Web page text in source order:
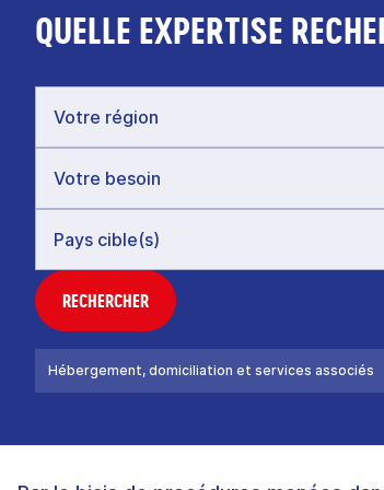
QUELLE EXPERTISE
RECHERCHER
Hébergement, domiciliation et services associés